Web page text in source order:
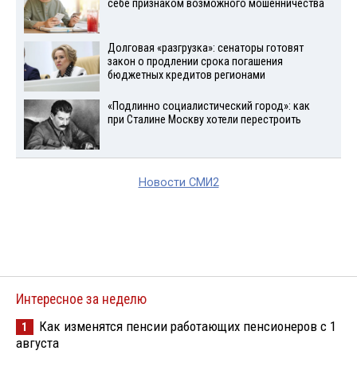
себе признаком возможного мошенничества
Долговая «разгрузка»: сенаторы готовят
закон о продлении срока погашения
бюджетных кредитов регионами
«Подлинно социалистический город»: как
при Сталине Москву хотели перестроить
Новости СМИ2
Интересное за неделю
1
Как изменятся пенсии работающих пенсионеров с 1
августа